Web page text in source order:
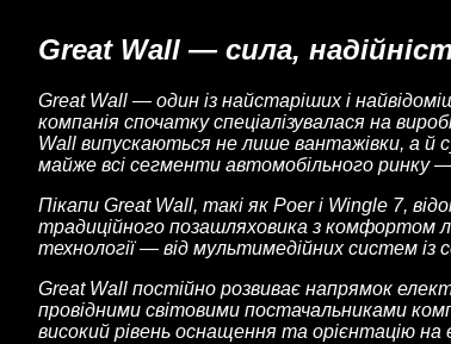
Great Wall — сила,
Great Wall — один із найстаріших і
компанія спочатку спеціалізувалася на
Wall випускаються не лише вантажівки, а й
майже всі сегменти автомобільного ринку
Пікапи Great Wall, такі як Poer і Wingle 7,
традиційного позашляховика з комфортом
технології — від мультимедійних систем із
Great Wall постійно розвиває напрямок
провідними світовими постачальниками
високий рівень оснащення та орієнтацію